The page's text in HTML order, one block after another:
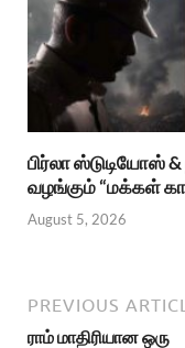
பிர்லா ஸ்டுடியோஸ்
வழங்கும் “மக்கள்
August 5, 2026
PREVIOUS
ராம் மாதிரியான ஒரு